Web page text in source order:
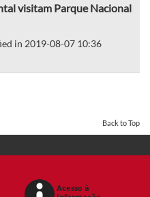
visitam Parque Nacional
in 2019-08-07 10:36
Back to Top